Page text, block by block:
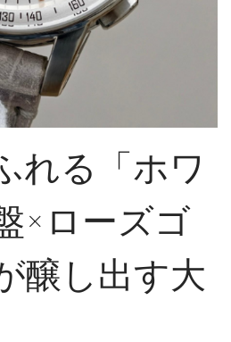
れる「ホワ
×ローズゴ
醸し出す大